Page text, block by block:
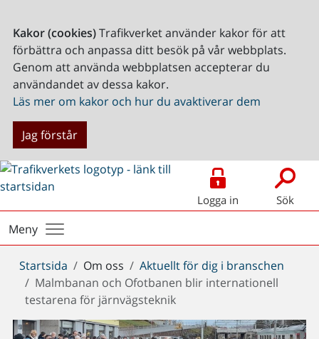
Kakor (cookies)Trafikverket använder kakor för att
förbättra och anpassa ditt besök på vår webbplats.
Genom att använda webbplatsen accepterar du
användandet av dessa kakor.
Läs mer om kakor och hur du avaktiverar dem
Jag förstår
Logga in Sök
Meny
Du
är
här:
Startsida Om oss
Aktuellt för dig i branschen
Malmbanan och Ofotbanen blir internationell
testarena för järnvägsteknik